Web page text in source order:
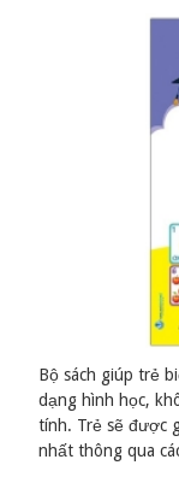
Bộ sách giúp trẻ
dạng hình học,
tính. Trẻ sẽ được
nhất thông qua